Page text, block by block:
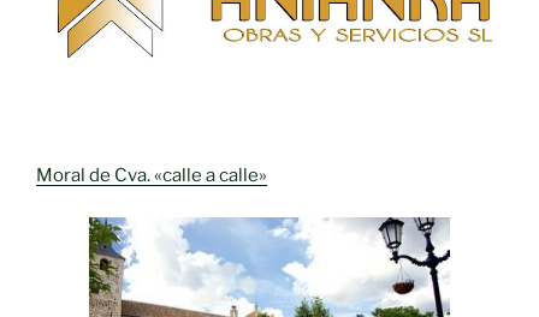
Moral de Cva. «calle a calle»